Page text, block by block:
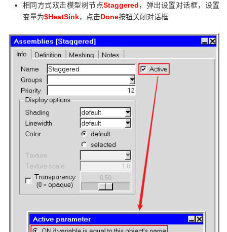
相同方式双击模型树节点Staggered ，弹出设置对话框，设置
变量为$HeatSink，点击Done按钮关闭对话框